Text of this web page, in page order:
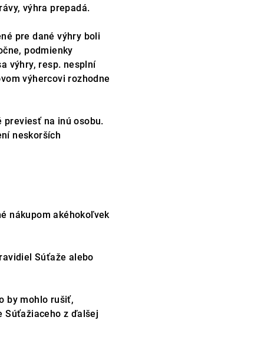
výhra prepadá.
pre dané výhry boli
podmienky
výhry, resp. nesplní
výhercovi rozhodne
previesť na inú osobu.
neskorších
nákupom akéhokoľvek
Súťaže alebo
by mohlo rušiť,
Súťažiaceho z ďalšej